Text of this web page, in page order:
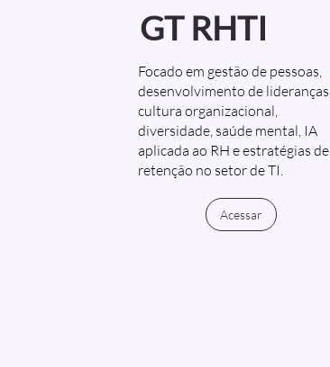
GT RHTI
Focado em gestão de pessoas,
desenvolvimento de lideranças,
cultura organizacional,
diversidade, saúde mental, IA
aplicada ao RH e estratégias de
retenção no setor de TI.
Acessar